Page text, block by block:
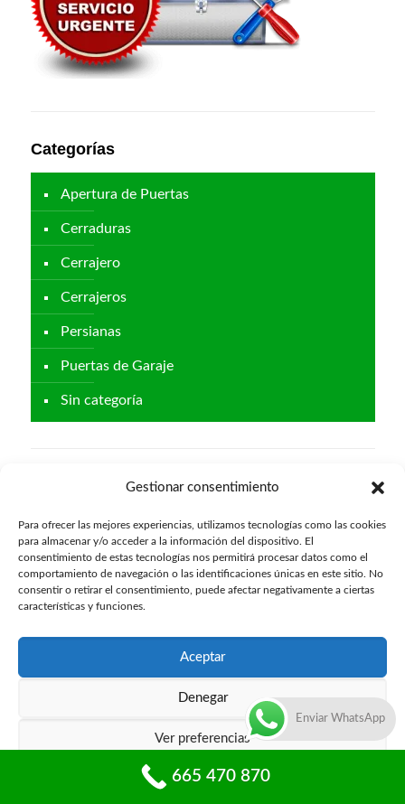
Gestionar consentimiento
Para ofrecer las mejores experiencias, utilizamos tecnologías como las cookies
para almacenar y/o acceder a la información del dispositivo. El
consentimiento de estas tecnologías nos permitirá procesar datos como el
comportamiento de navegación o las identificaciones únicas en este sitio. No
consentir o retirar el consentimiento, puede afectar negativamente a ciertas
características y funciones.
Aceptar
Denegar
Ver preferencias
Política de privacidad
Categorías
Apertura de Puertas
Cerraduras
Cerrajero
Cerrajeros
Persianas
Puertas de Garaje
Sin categoría
Últimas Entradas
¿Dónde puedo contratar un servicio de
apertura de puertas 24 horas en Valencia?
4 agosto, 2026
¿Qué opciones de marcas de cerraduras
Cerrajeros Catarroja (Valencia) Barato
Enviar WhatsApp
665 470 870